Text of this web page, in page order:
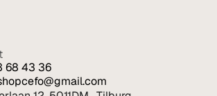
68 43 36